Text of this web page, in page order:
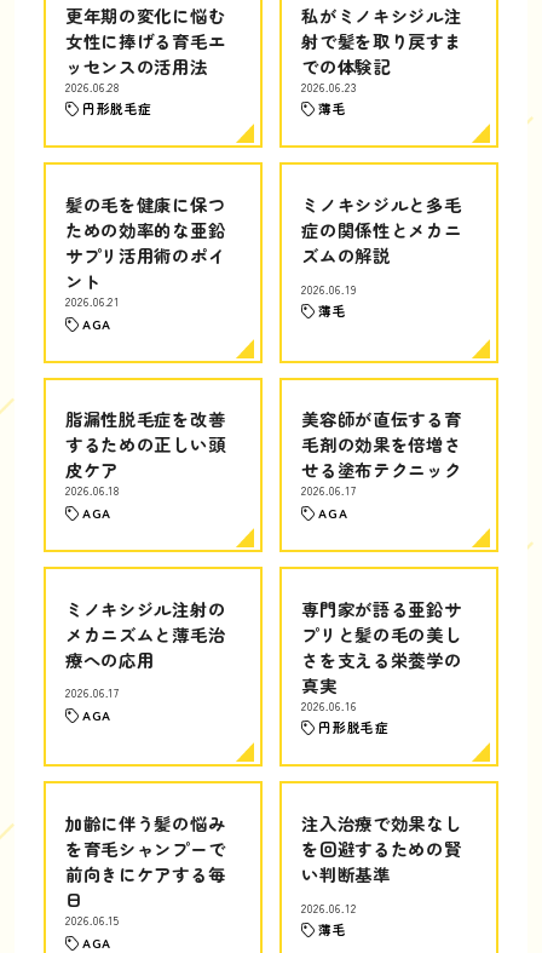
更年期の変化に悩む
女性に捧げる育毛エ
ッセンスの活用法
2026.06.28
円形脱毛症
私がミノキシジル注
射で髪を取り戻すま
での体験記
2026.06.23
薄毛
髪の毛を健康に保つ
ための効率的な亜鉛
サプリ活用術のポイ
ント
2026.06.21
AGA
ミノキシジルと多毛
症の関係性とメカニ
ズムの解説
2026.06.19
薄毛
脂漏性脱毛症を改善
するための正しい頭
皮ケア
2026.06.18
AGA
美容師が直伝する育
毛剤の効果を倍増さ
せる塗布テクニック
2026.06.17
AGA
ミノキシジル注射の
メカニズムと薄毛治
療への応用
2026.06.17
AGA
専門家が語る亜鉛サ
プリと髪の毛の美し
さを支える栄養学の
真実
2026.06.16
円形脱毛症
加齢に伴う髪の悩み
を育毛シャンプーで
前向きにケアする毎
日
2026.06.15
AGA
注入治療で効果なし
を回避するための賢
い判断基準
2026.06.12
薄毛